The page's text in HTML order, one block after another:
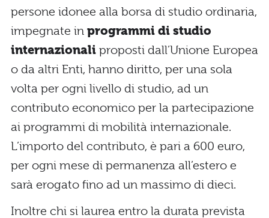
persone idonee alla borsa di studio ordinaria,
impegnate in programmi di studio
internazionali proposti dall’Unione Europea
o da altri Enti, hanno diritto, per una sola
volta per ogni livello di studio, ad un
contributo economico per la partecipazione
ai programmi di mobilità internazionale.
L’importo del contributo, è pari a 600 euro,
per ogni mese di permanenza all’estero e
sarà erogato fino ad un massimo di dieci.
Inoltre chi si laurea entro la durata prevista